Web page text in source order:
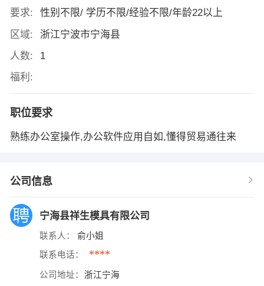
要求:
性别不限/ 学历不限/经验不限/年龄22以上
区域:
浙江宁波市宁海县
人数:
1
福利:
职位要求
熟练办公室操作,办公软件应用自如,懂得贸易通往来
公司信息
宁海县祥生模具有限公司
联系人： 俞小姐
联系电话： ****
公司地址： 浙江宁海